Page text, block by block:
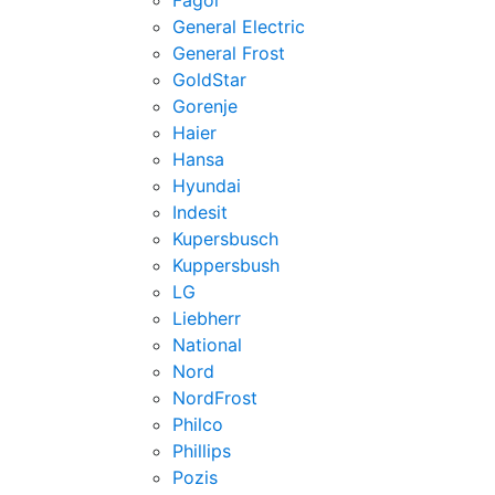
General Electric
General Frost
GoldStar
Gorenje
Haier
Hansa
Hyundai
Indesit
Kupersbusch
Kuppersbush
LG
Liebherr
National
Nord
NordFrost
Philco
Phillips
Pozis